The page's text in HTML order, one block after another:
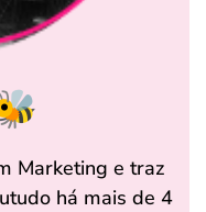
Marketing e traz
há mais de 4